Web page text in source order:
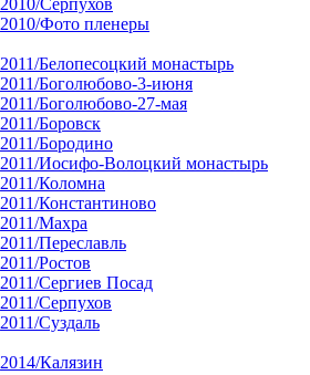
2010/Серпухов
2010/Фото пленеры
2011/Белопесоцкий монастырь
2011/Боголюбово-3-июня
2011/Боголюбово-27-мая
2011/Боровск
2011/Бородино
2011/Иосифо-Волоцкий монастырь
2011/Коломна
2011/Константиново
2011/Махра
2011/Переславль
2011/Ростов
2011/Сергиев Посад
2011/Серпухов
2011/Суздаль
2014/Калязин